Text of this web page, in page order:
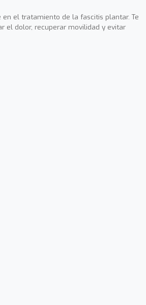
en el tratamiento de la fascitis plantar. Te
el dolor, recuperar movilidad y evitar